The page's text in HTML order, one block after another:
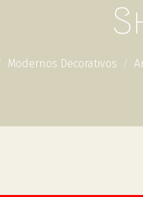
Modernos Decorativos